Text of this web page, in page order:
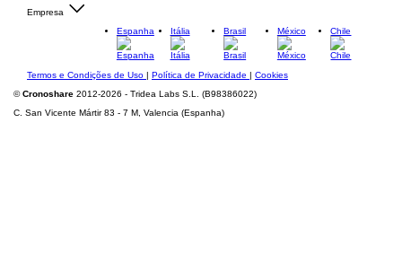
Empresa
Espanha
Itália Brasil México Chile
Termos e Condições de Uso | Política de Privacidade | Cookies
©Cronoshare 2012-2026 - Tridea Labs S.L. (B98386022)
C. San Vicente Mártir 83 - 7 M, Valencia (Espanha)